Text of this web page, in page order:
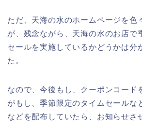
ただ、天海の水のホームページを色
が、残念ながら、天海の水のお店で
セールを実施しているかどうかは分
た。
なので、今後もし、クーポンコード
がもし、季節限定のタイムセールな
などを配布していたら、お知らせさ